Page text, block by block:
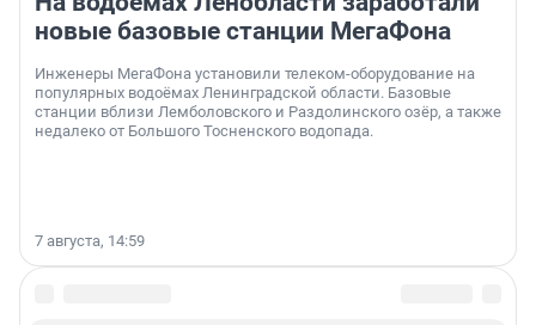
новые базовые станции МегаФона
Инженеры МегаФона установили телеком-оборудование на
популярных водоёмах Ленинградской области. Базовые
станции вблизи Лемболовского и Раздолинского озёр, а также
недалеко от Большого Тосненского водопада.
7 августа, 14:59